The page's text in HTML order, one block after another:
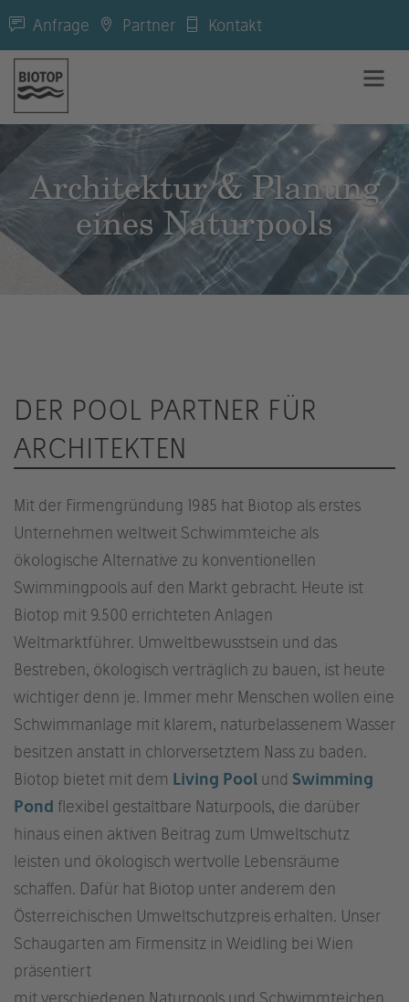
Anfrage Partner Kontakt
Architektur & Planung
eines Naturpools
DER POOL PARTNER FÜR
ARCHITEKTEN
Mit der Firmengründung 1985 hat Biotop als erstes
Unternehmen weltweit Schwimmteiche als
ökologische Alternative zu konventionellen
Swimmingpools auf den Markt gebracht. Heute ist
Biotop mit 9.500 errichteten Anlagen
Weltmarktführer. Umweltbewusstsein und das
Bestreben, ökologisch verträglich zu bauen, ist heute
wichtiger denn je. Immer mehr Menschen wollen eine
Schwimmanlage mit klarem, naturbelassenem Wasser
besitzen anstatt in chlorversetztem Nass zu baden.
Biotop bietet mit dem Living Pool und Swimming
Pond flexibel gestaltbare Naturpools, die darüber
hinaus einen aktiven Beitrag zum Umweltschutz
leisten und ökologisch wertvolle Lebensräume
schaffen. Dafür hat Biotop unter anderem den
Österreichischen Umweltschutzpreis erhalten. Unser
Schaugarten am Firmensitz in Weidling bei Wien
präsentiert
mit verschiedenen Naturpools und Schwimmteichen